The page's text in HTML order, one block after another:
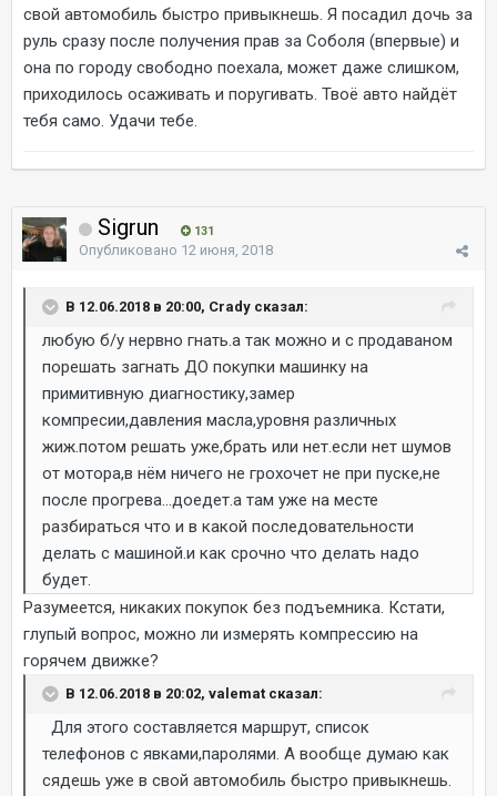
свой автомобиль быстро привыкнешь. Я посадил дочь за
руль сразу после получения прав за Соболя (впервые) и
она по городу свободно поехала, может даже слишком,
приходилось осаживать и поругивать. Твоё авто найдёт
тебя само. Удачи тебе.
Sigrun 131
Опубликовано 12 июня, 2018
В 12.06.2018 в 20:00, Crady сказал:
любую б/у нервно гнать.а так можно и с продаваном
порешать загнать ДО покупки машинку на
примитивную диагностику,замер
компресии,давления масла,уровня различных
жиж.потом решать уже,брать или нет.если нет шумов
от мотора,в нём ничего не грохочет не при пуске,не
после прогрева...доедет.а там уже на месте
разбираться что и в какой последовательности
делать с машиной.и как срочно что делать надо
будет.
Разумеется, никаких покупок без подъемника. Кстати,
глупый вопрос, можно ли измерять компрессию на
горячем движке?
В 12.06.2018 в 20:02, valemat сказал:
Для этого составляется маршрут, список
телефонов с явками,паролями. А вообще думаю как
сядешь уже в свой автомобиль быстро привыкнешь.